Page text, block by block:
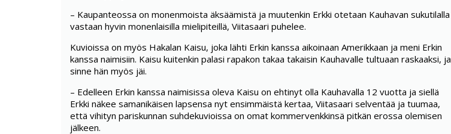
– Kaupanteossa on monenmoista äksäämistä ja muutenkin Erkki otetaan Kauhavan sukutilalla
vastaan hyvin monenlaisilla mielipiteillä, Viitasaari puhelee.
Kuvioissa on myös Hakalan Kaisu, joka lähti Erkin kanssa aikoinaan Amerikkaan ja meni Erkin
kanssa naimisiin. Kaisu kuitenkin palasi rapakon takaa takaisin Kauhavalle tultuaan raskaaksi, ja
sinne hän myös jäi.
– Edelleen Erkin kanssa naimisissa oleva Kaisu on ehtinyt olla Kauhavalla 12 vuotta ja siellä
Erkki näkee samanikäisen lapsensa nyt ensimmäistä kertaa, Viitasaari selventää ja tuumaa,
että vihityn pariskunnan suhdekuvioissa on omat kommervenkkinsä pitkän erossa olemisen
jälkeen.